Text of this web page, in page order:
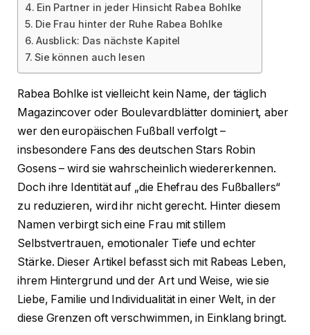
Ein Partner in jeder Hinsicht Rabea Bohlke
Die Frau hinter der Ruhe Rabea Bohlke
Ausblick: Das nächste Kapitel
Sie können auch lesen
Rabea Bohlke ist vielleicht kein Name, der täglich
Magazincover oder Boulevardblätter dominiert, aber
wer den europäischen Fußball verfolgt –
insbesondere Fans des deutschen Stars Robin
Gosens – wird sie wahrscheinlich wiedererkennen.
Doch ihre Identität auf „die Ehefrau des Fußballers“
zu reduzieren, wird ihr nicht gerecht. Hinter diesem
Namen verbirgt sich eine Frau mit stillem
Selbstvertrauen, emotionaler Tiefe und echter
Stärke. Dieser Artikel befasst sich mit Rabeas Leben,
ihrem Hintergrund und der Art und Weise, wie sie
Liebe, Familie und Individualität in einer Welt, in der
diese Grenzen oft verschwimmen, in Einklang bringt.